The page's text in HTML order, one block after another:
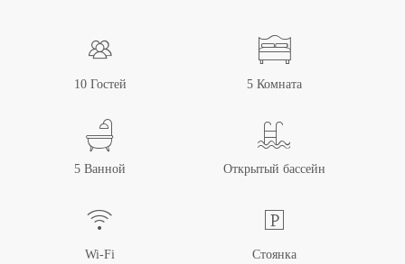
10 Гостей 5 Комната
5 Ванной Открытый бассейн
Wi-Fi Стоянка